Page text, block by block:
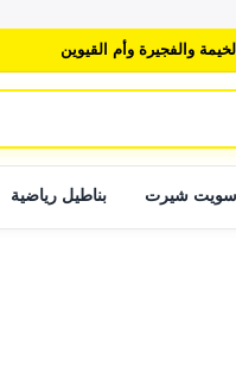
والفجيرة وأم القيوين
سويت شيرت بناطيل رياضية